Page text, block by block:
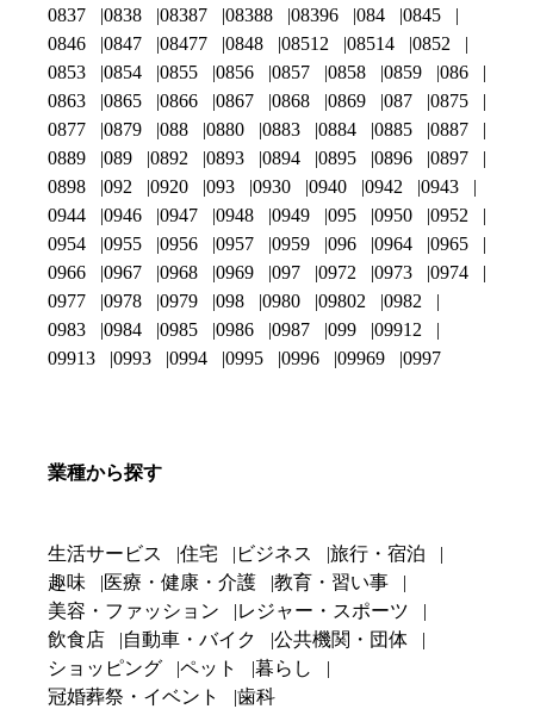
0837
0838 08387 08388 08396 084
0845
0846
0847 08477 0848 08512 08514
0852
0853
0854 0855 0856 0857 0858 0859
086
0863
0865 0866 0867 0868 0869 087
0875
0877
0879 088 0880 0883 0884 0885
0887
0889
089 0892 0893 0894 0895 0896
0897
0898
092 0920 093 0930 0940 0942
0943
0944
0946 0947 0948 0949 095 0950
0952
0954
0955 0956 0957 0959 096 0964
0965
0966
0967 0968 0969 097 0972 0973
0974
0977
0978 0979 098 0980 09802
0982
0983
0984 0985 0986 0987 099
09912
09913
0993 0994 0995 0996 09969 0997
業種から探す
生活サービス 住宅 ビジネス
旅行・宿泊
趣味
医療・健康・介護
教育・習い事
美容・ファッション
レジャー・スポーツ
飲食店
自動車・バイク
公共機関・団体
ショッピング
ペット
暮らし
冠婚葬祭・イベント
歯科